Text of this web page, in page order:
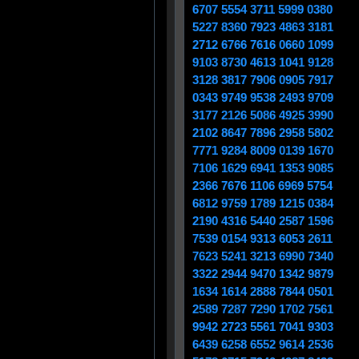
6707 5554 3711 5999 0380
5227 8360 7923 4863 3181
2712 6766 7616 0660 1099
9103 8730 4613 1041 9128
3128 3817 7906 0905 7917
0343 9749 9538 2493 9709
3177 2126 5086 4925 3990
2102 8647 7896 2958 5802
7771 9284 8009 0139 1670
7106 1629 6941 1353 9085
2366 7676 1106 6969 5754
6812 9759 1789 1215 0384
2190 4316 5440 2587 1596
7539 0154 9313 6053 2611
7623 5241 3213 6990 7340
3322 2944 9470 1342 9879
1634 1614 2888 7844 0501
2589 7287 7290 1702 7561
9942 2723 5561 7041 9303
6439 6258 6552 9614 2536